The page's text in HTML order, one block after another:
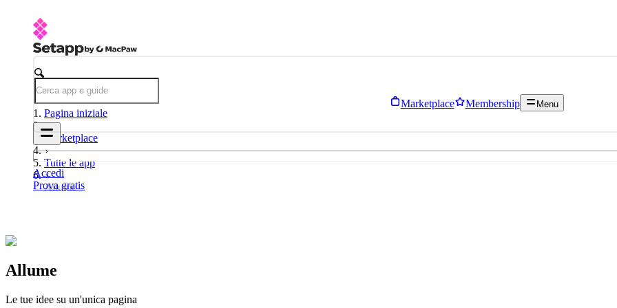
Marketplace Membership Menu
Accedi
Prova gratis
Pagina iniziale
Marketplace
Tutte le app
Allume
Allume
Le tue idee su un'unica pagina